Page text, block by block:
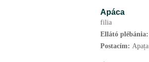
Apáca
filia
Ellátó plébánia:
Postacím: Apața